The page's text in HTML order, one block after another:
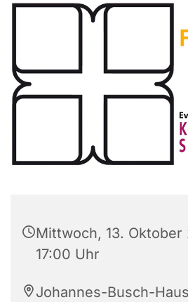
Mittwoch, 13. Oktober
17:00 Uhr
Johannes-Busch-